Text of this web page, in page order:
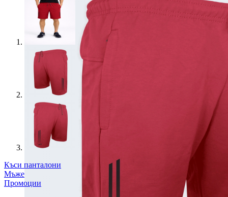
Къси панталони
Мъже
Промоции